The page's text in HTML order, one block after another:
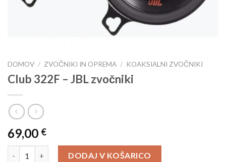
DOMOV / ZVOČNIKI IN OPREMA / KOAKSIALNI ZVOČNIKI
Club 322F – JBL zvočniki
69,00 €
Club 322F - JBL zvočniki količina
DODAJ V KOŠARICO